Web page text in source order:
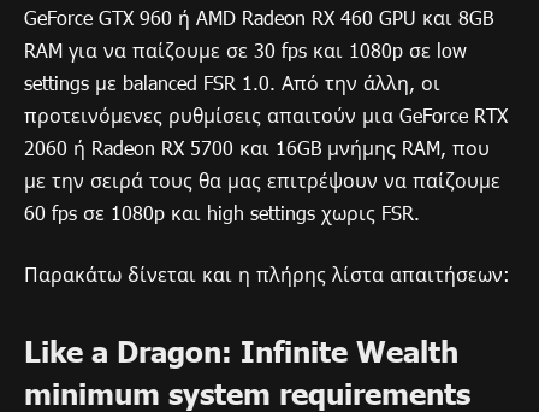
GeForce GTX 960 ή AMD Radeon RX 460 GPU και 8GB
RAM για να παίζουμε σε 30 fps και 1080p σε low
settings με balanced FSR 1.0. Από την άλλη, οι
προτεινόμενες ρυθμίσεις απαιτούν μια GeForce RTX
2060 ή Radeon RX 5700 και 16GB μνήμης RAM, που
με την σειρά τους θα μας επιτρέψουν να παίζουμε
60 fps σε 1080p και high settings χωρις FSR.
Παρακάτω δίνεται και η πλήρης λίστα απαιτήσεων:
Like a Dragon: Infinite Wealth
minimum system requirements